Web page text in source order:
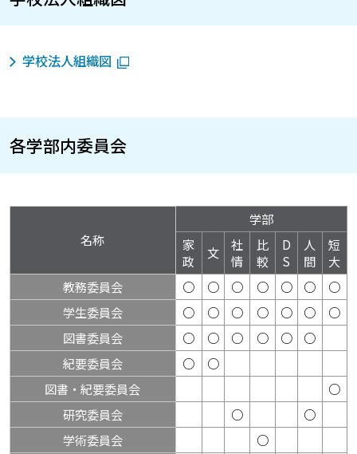
学校法人組織図
各学部内委員会
名称
学部
家
政
文
社
情
比
較
D
S
人
間
短
大
教務委員会
○ ○ ○ ○ ○ ○
○
学生委員会
○ ○ ○ ○ ○ ○
○
図書委員会
○ ○ ○ ○ ○
○
紀要委員会
○
○
図書・紀要委員会
○
研究委員会
○
○
学術委員会
○